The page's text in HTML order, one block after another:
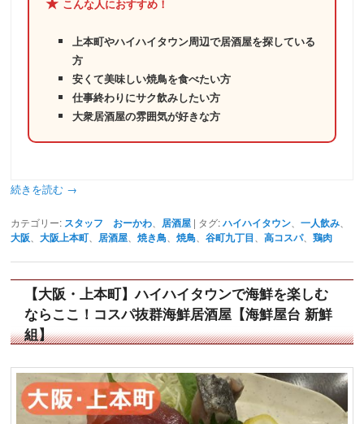
こんな人におすすめ！
上本町やハイハイタウン周辺で居酒屋を探している
方
安くて美味しい焼鳥を食べたい方
仕事終わりにサク飲みしたい方
大衆居酒屋の雰囲気が好きな方
続きを読む →
カテゴリー: スタッフ おーかわ 居酒屋 | タグ: ハイハイタウン 、一人飲み
大阪 、大阪上本町、 居酒屋 、焼き鳥 、焼鳥 、谷町九丁目 、高コスパ、鶏肉
【大阪・上本町】ハイハイタウンで海鮮を楽しむ
ならここ！コスパ抜群海鮮居酒屋【海鮮屋台 新鮮
組】